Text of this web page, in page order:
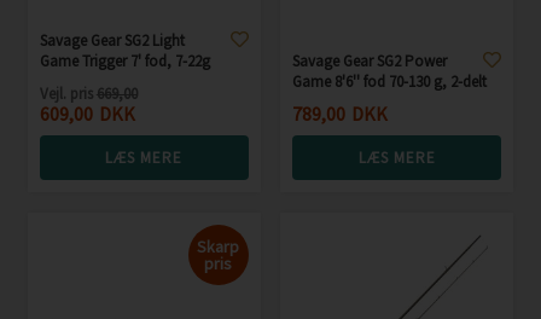
Savage Gear SG2 Light
Game Trigger 7' fod, 7-22g
Vejl. pris669,00
609,00 DKK
LÆS MERE
Savage Gear SG2 Power
Game 8'6'' fod 70-130 g, 2-delt
789,00 DKK
LÆS MERE
Skarp
pris